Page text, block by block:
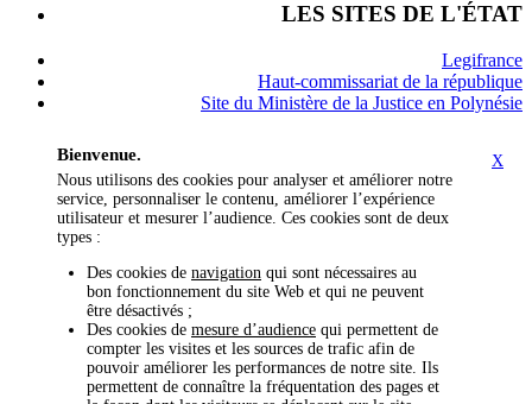
LES SITES DE L'ÉTAT
Legifrance
Haut-commissariat de la république
Site du Ministère de la Justice en Polynésie
X
Bienvenue.
Nous utilisons des cookies pour analyser et améliorer notre
service, personnaliser le contenu, améliorer l’expérience
utilisateur et mesurer l’audience. Ces cookies sont de deux
types :
Des cookies de navigation qui sont nécessaires au
bon fonctionnement du site Web et qui ne peuvent
être désactivés ;
Des cookies de mesure d’audience qui permettent de
compter les visites et les sources de trafic afin de
pouvoir améliorer les performances de notre site. Ils
permettent de connaître la fréquentation des pages et